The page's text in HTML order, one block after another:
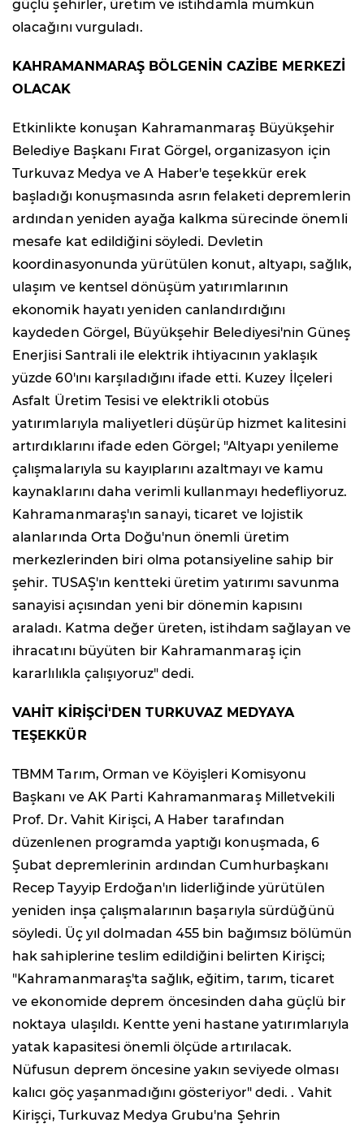
güçlü şehirler, üretim ve istihdamla mümkün
olacağını vurguladı.
KAHRAMANMARAŞ BÖLGENİN CAZİBE MERKEZİ
OLACAK
Etkinlikte konuşan Kahramanmaraş Büyükşehir
Belediye Başkanı Fırat Görgel, organizasyon için
Turkuvaz Medya ve A Haber'e teşekkür erek
başladığı konuşmasında asrın felaketi depremlerin
ardından yeniden ayağa kalkma sürecinde önemli
mesafe kat edildiğini söyledi. Devletin
koordinasyonunda yürütülen konut, altyapı, sağlık,
ulaşım ve kentsel dönüşüm yatırımlarının
ekonomik hayatı yeniden canlandırdığını
kaydeden Görgel, Büyükşehir Belediyesi'nin Güneş
Enerjisi Santrali ile elektrik ihtiyacının yaklaşık
yüzde 60'ını karşıladığını ifade etti. Kuzey İlçeleri
Asfalt Üretim Tesisi ve elektrikli otobüs
yatırımlarıyla maliyetleri düşürüp hizmet kalitesini
artırdıklarını ifade eden Görgel; "Altyapı yenileme
çalışmalarıyla su kayıplarını azaltmayı ve kamu
kaynaklarını daha verimli kullanmayı hedefliyoruz.
Kahramanmaraş'ın sanayi, ticaret ve lojistik
alanlarında Orta Doğu'nun önemli üretim
merkezlerinden biri olma potansiyeline sahip bir
şehir. TUSAŞ'ın kentteki üretim yatırımı savunma
sanayisi açısından yeni bir dönemin kapısını
araladı. Katma değer üreten, istihdam sağlayan ve
ihracatını büyüten bir Kahramanmaraş için
kararlılıkla çalışıyoruz" dedi.
VAHİT KİRİŞCİ'DEN TURKUVAZ MEDYAYA
TEŞEKKÜR
TBMM Tarım, Orman ve Köyişleri Komisyonu
Başkanı ve AK Parti Kahramanmaraş Milletvekili
Prof. Dr. Vahit Kirişci, A Haber tarafından
düzenlenen programda yaptığı konuşmada, 6
Şubat depremlerinin ardından Cumhurbaşkanı
Recep Tayyip Erdoğan'ın liderliğinde yürütülen
yeniden inşa çalışmalarının başarıyla sürdüğünü
söyledi. Üç yıl dolmadan 455 bin bağımsız bölümün
hak sahiplerine teslim edildiğini belirten Kirişci;
"Kahramanmaraş'ta sağlık, eğitim, tarım, ticaret
ve ekonomide deprem öncesinden daha güçlü bir
noktaya ulaşıldı. Kentte yeni hastane yatırımlarıyla
yatak kapasitesi önemli ölçüde artırılacak.
Nüfusun deprem öncesine yakın seviyede olması
kalıcı göç yaşanmadığını gösteriyor" dedi. . Vahit
Kirişçi, Turkuvaz Medya Grubu'na Şehrin